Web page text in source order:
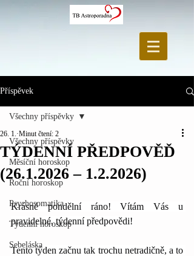
Příspěvek
Všechny příspěvky
Měsíční horoskop
Roční horoskop
Psychosomatika
Týdenní horoskop
Sebeláska
Všechny příspěvky
TÝDENNÍ PŘEDPOVĚĎ
(26.1.2026 – 1.2.2026)
26. 1. Minut čtení: 2
Krásné pondělní ráno! Vítám Vás u
pravidelné, týdenní předpovědi!
Tento týden začnu tak trochu netradičně, a to